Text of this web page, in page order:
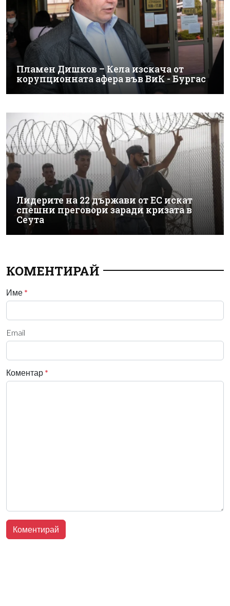
Пламен Дишков – Кела изскача от
корупционната афера във ВиК - Бургас
Лидерите на 22 държави от ЕС искат
спешни преговори заради кризата в
Сеута
КОМЕНТИРАЙ
Име *
Email
Коментар *